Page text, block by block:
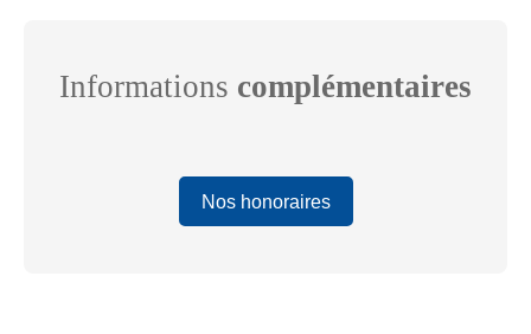
Informations complémentaires
Nos honoraires